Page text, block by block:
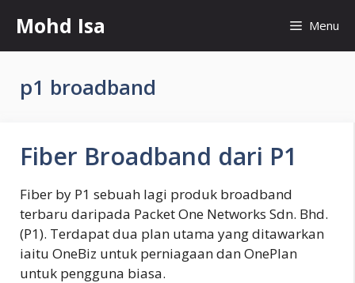
content
Mohd Isa Menu
p1 broadband
Fiber Broadband dari P1
Fiber by P1 sebuah lagi produk broadband
terbaru daripada Packet One Networks Sdn. Bhd.
(P1). Terdapat dua plan utama yang ditawarkan
iaitu OneBiz untuk perniagaan dan OnePlan
untuk pengguna biasa.